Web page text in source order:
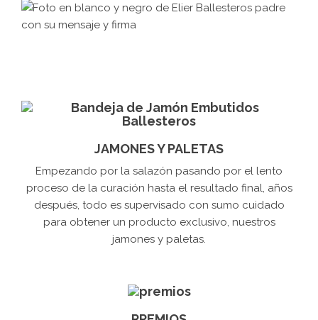
JAMONES Y PALETAS
Empezando por la salazón pasando por el lento
proceso de la curación hasta el resultado final, años
después, todo es supervisado con sumo cuidado
para obtener un producto exclusivo, nuestros
jamones y paletas.